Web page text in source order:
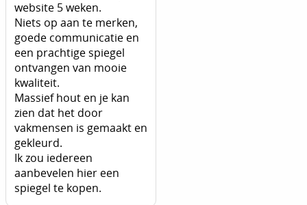
website 5 weken.
Niets op aan te merken,
goede communicatie en
een prachtige spiegel
ontvangen van mooie
kwaliteit.
Massief hout en je kan
zien dat het door
vakmensen is gemaakt en
gekleurd.
Ik zou iedereen
aanbevelen hier een
spiegel te kopen.